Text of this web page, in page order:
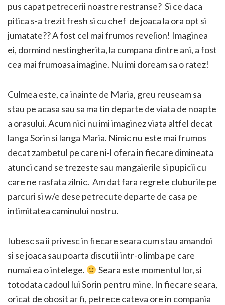
pus capat petrecerii noastre restranse? Si ce daca
pitica s-a trezit fresh si cu chef de joaca la ora opt si
jumatate?? A fost cel mai frumos revelion! Imaginea
ei, dormind nestingherita, la cumpana dintre ani, a fost
cea mai frumoasa imagine. Nu imi doream sa o ratez!
Culmea este, ca inainte de Maria, greu reuseam sa
stau pe acasa sau sa ma tin departe de viata de noapte
a orasului. Acum nici nu imi imaginez viata altfel decat
langa Sorin si langa Maria. Nimic nu este mai frumos
decat zambetul pe care ni-l ofera in fiecare dimineata
atunci cand se trezeste sau mangaierile si pupicii cu
care ne rasfata zilnic. Am dat fara regrete cluburile pe
parcuri si w/e dese petrecute departe de casa pe
intimitatea caminului nostru.
Iubesc sa ii privesc in fiecare seara cum stau amandoi
si se joaca sau poarta discutii intr-o limba pe care
numai ea o intelege.
Seara este momentul lor, si
totodata cadoul lui Sorin pentru mine. In fiecare seara,
oricat de obosit ar fi, petrece cateva ore in compania